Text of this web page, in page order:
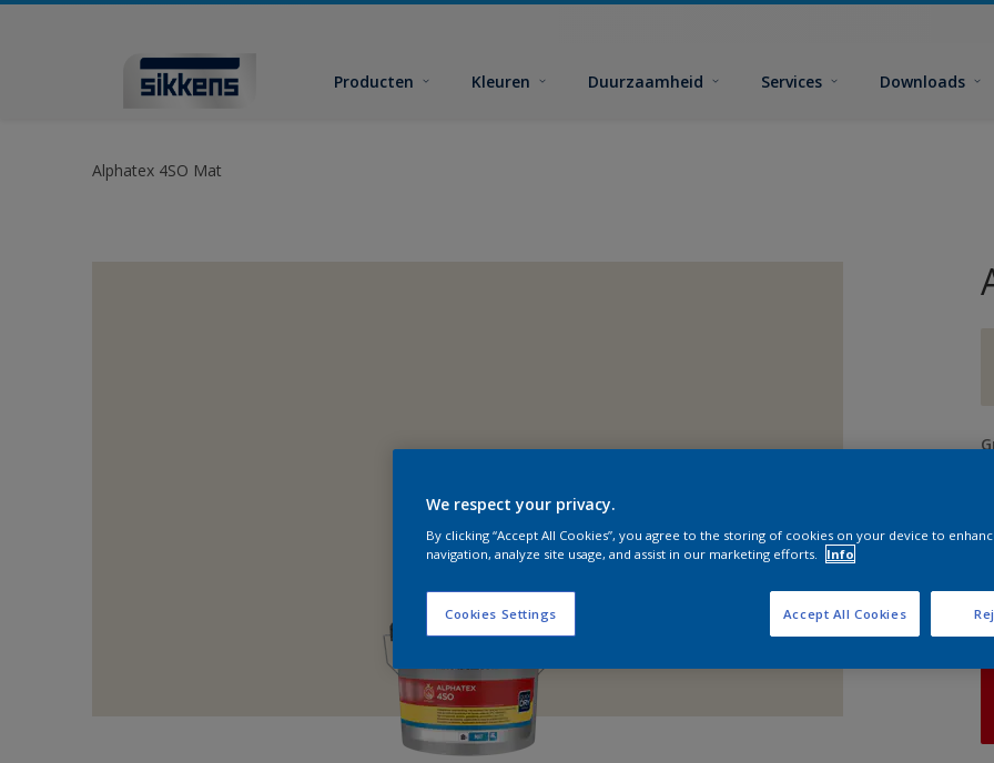
Producten Kleuren Duurzaamheid Services Downloads
Alphatex 4SO Mat
We respect your privacy.
By clicking “Accept All Cookies”, you agree to the storing of cookies on your device to
navigation, analyze site usage, and assist in our marketing efforts.
Info
Cookies Settings Accept All Cookies